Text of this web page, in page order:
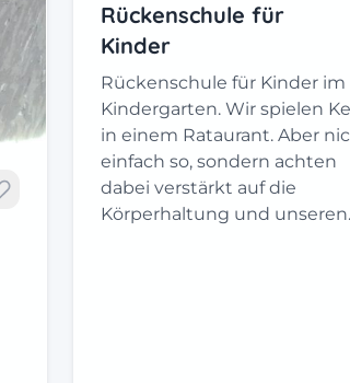
Rückenschule für
Kinder
Rückenschule für Kinder im
Kindergarten. Wir spielen
in einem Rataurant. Aber
einfach so, sondern achten
dabei verstärkt auf die
Körperhaltung und